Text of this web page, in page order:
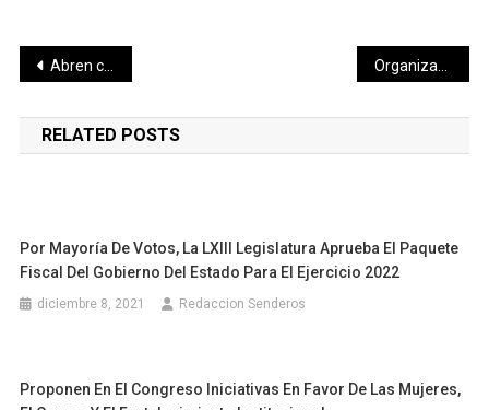
Navegación
de
entradas
Abren convocatoria para nuevo ingreso al Centro Estatal de Bellas Artes
RELATED POSTS
Por Mayoría De Votos, La LXIII Legislatura Aprueba El Paquete
Fiscal Del Gobierno Del Estado Para El Ejercicio 2022
diciembre 8, 2021 Redaccion Senderos
Proponen En El Congreso Iniciativas En Favor De Las Mujeres,